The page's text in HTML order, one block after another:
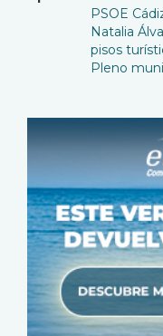
PSOE
Natalia
pisos
Pleno